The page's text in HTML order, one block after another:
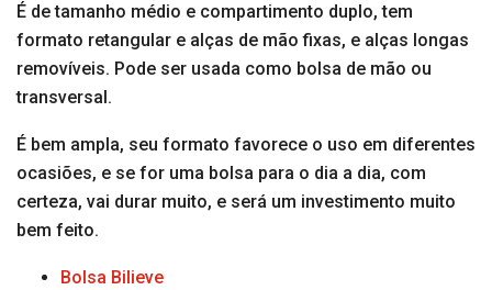
É de tamanho médio e compartimento duplo, tem
formato retangular e alças de mão fixas, e alças longas
removíveis. Pode ser usada como bolsa de mão ou
transversal.
É bem ampla, seu formato favorece o uso em diferentes
ocasiões, e se for uma bolsa para o dia a dia, com
certeza, vai durar muito, e será um investimento muito
bem feito.
Bolsa Bilieve